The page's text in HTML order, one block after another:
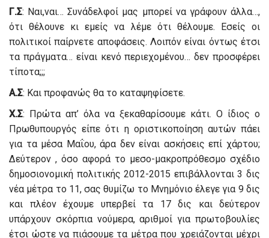
Γ.Σ: Ναι,ναι… Συνάδελφοί μας μπορεί να γράφουν άλλα…,
ότι θέλουνε κι εμείς να λέμε ότι θέλουμε. Εσείς οι
πολιτικοί παίρνετε αποφάσεις. Λοιπόν είναι όντως έτσι
τα πράγματα… είναι κενό περιεχομένου… δεν προσφέρει
τίποτα;;;
Α.Σ: Και προφανώς θα το καταψηφίσετε.
Χ.Σ: Πρώτα απ’ όλα να ξεκαθαρίσουμε κάτι. Ο ίδιος ο
Πρωθυπουργός είπε ότι η οριστικοποίηση αυτών πάει
για τα μέσα Μαΐου, άρα δεν είναι ασκήσεις επί χάρτου;
Δεύτερον , όσο αφορά το μεσο-μακροπρόθεσμο σχέδιο
δημοσιονομική πολιτικής 2012-2015 επιβάλλονται 3 δις
νέα μέτρα το 11, σας θυμίζω το Μνημόνιο έλεγε για 9 δις
και πλέον έχουμε υπερβεί τα 17 δις και δεύτερον
υπάρχουν σκόρπια νούμερα, αριθμοί για πρωτοβουλίες
έτσι ώστε να πιάσουμε τα μέτρα που χρειάζονται μέχρι